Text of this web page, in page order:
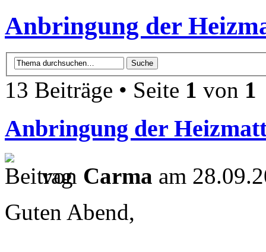
Anbringung der
13 Beiträge • Seite 1 von 1
Anbringung der
von Carma am
Guten Abend,